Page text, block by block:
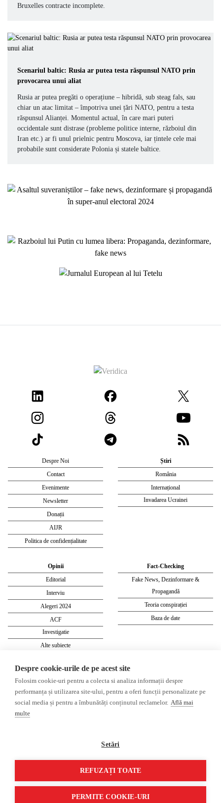
Bruxelles contracte incomplete.
Scenariul baltic: Rusia ar putea testa răspunsul NATO prin
provocarea unui aliat
Rusia ar putea pregăti o operațiune – hibridă, sub steag fals, sau
chiar un atac limitat – împotriva unei țări NATO, pentru a testa
răspunsul Alianței. Momentul actual, în care mari puteri
occidentale sunt distrase (probleme politice interne, războiul din
Iran etc.) ar fi unul prielnic pentru Moscova, iar țintele cele mai
probabile sunt considerate Polonia și statele baltice.
Despre Noi
Contact
Evenimente
Newsletter
Donații
AIJR
Politica de confidențialitate
Știri
România
Internațional
Invadarea Ucrainei
Opinii
Editorial
Interviu
Alegeri 2024
ACF
Investigatie
Alte subiecte
Fact-Checking
Fake News, Dezinformare &
Propagandă
Teoria conspirației
Baza de date
Monitor media
Revista presei fake
Presa rusă independentă
Podcast
Reportaj video
rezervate. Veridica™ este o publicație a
Asociației Alianța Internațională a
Despre cookie-urile de pe acest site
Folosim cookie-uri pentru a colecta si analiza informații despre
performanța și utilizarea site-ului, pentru a oferi funcții personalizate pe
social media și pentru a îmbunătăți conținutul reclamelor. Află mai
multe
Setări
REFUZAȚI TOATE
PERMITE COOKIE-URI